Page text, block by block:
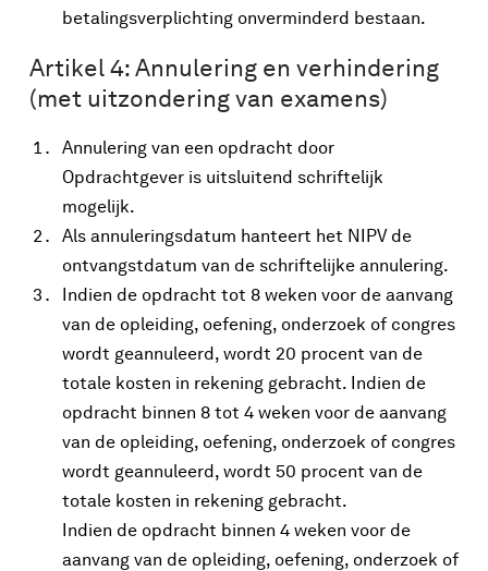
betalingsverplichting onverminderd bestaan.
Artikel 4: Annulering en verhindering
(met uitzondering van examens)
Annulering van een opdracht door
Opdrachtgever is uitsluitend schriftelijk
mogelijk.
Als annuleringsdatum hanteert het NIPV de
ontvangstdatum van de schriftelijke annulering.
Indien de opdracht tot 8 weken voor de aanvang
van de opleiding, oefening, onderzoek of congres
wordt geannuleerd, wordt 20 procent van de
totale kosten in rekening gebracht. Indien de
opdracht binnen 8 tot 4 weken voor de aanvang
van de opleiding, oefening, onderzoek of congres
wordt geannuleerd, wordt 50 procent van de
totale kosten in rekening gebracht.
Indien de opdracht binnen 4 weken voor de
aanvang van de opleiding, oefening, onderzoek of